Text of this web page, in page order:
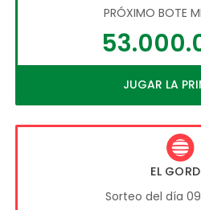
PRÓXIMO BOTE
JUGAR LA
EL
Sorteo del día